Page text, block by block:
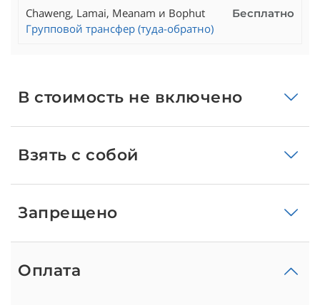
Chaweng, Lamai, Meanam и Bophut
Групповой трансфер (туда-обратно)
Бесплатно
В стоимость не включено
Взять с собой
Запрещено
Оплата